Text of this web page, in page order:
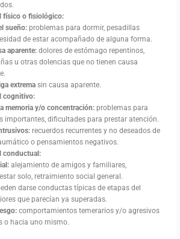
físico o fisiológico:
sueño: problemas para dormir, pesadillas
de estar acompañado de alguna forma.
aparente: dolores de estómago repentinos,
u otras dolencias que no tienen causa
extremasin causa aparente.
cognitivo:
memoria y/o concentración: problemas para
importantes, dificultades para prestar atención.
recuerdos recurrentes y no deseados de
o pensamientos negativos.
conductual:
alejamiento de amigos y familiares,
solo, retraimiento social general.
darse conductas típicas de etapas del
que parecían ya superadas.
comportamientos temerarios y/o agresivos
o hacia uno mismo.